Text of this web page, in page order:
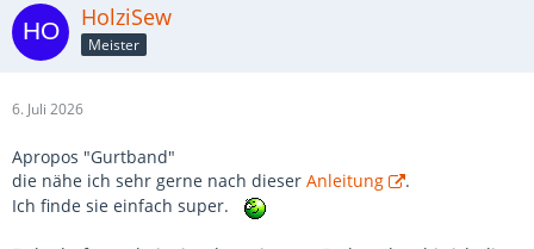
HolziSew
Meister
6. Juli 2026
Apropos "Gurtband"
die nähe ich sehr gerne nach dieser Anleitung
.
Ich finde sie einfach super.